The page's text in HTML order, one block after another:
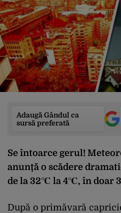
Adaugă Gândul ca
sursă preferată
Se întoarce gerul!
anunță o scădere
de la 32℃ la 4℃, în doar
După o primăvară